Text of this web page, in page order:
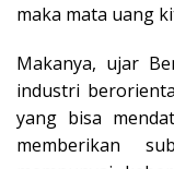
maka mata uang
Makanya, ujar
industri
yang bisa
memberikan